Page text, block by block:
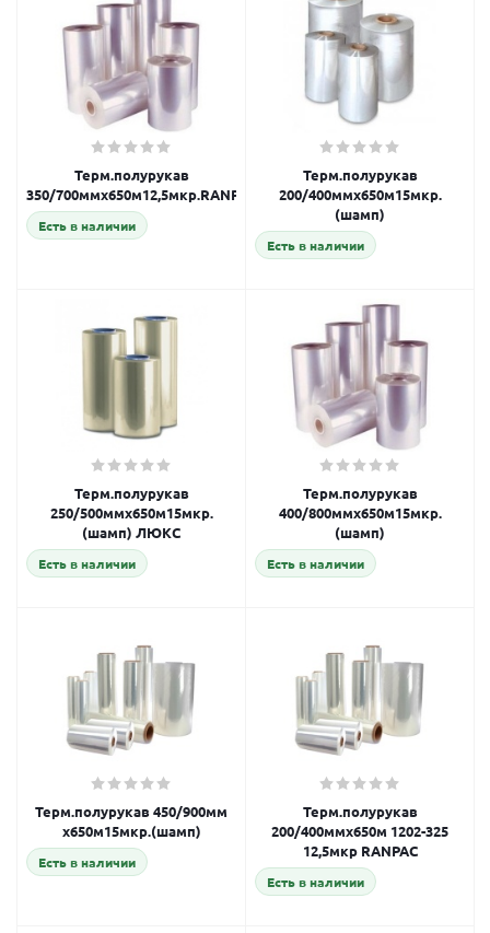
Терм.полурукав
350/700ммх650м12,5мкр.RANPAC
Есть в наличии
Терм.полурукав
200/400ммх650м15мкр.
(шамп)
Есть в наличии
Терм.полурукав
250/500ммх650м15мкр.
(шамп) ЛЮКС
Есть в наличии
Терм.полурукав
400/800ммх650м15мкр.
(шамп)
Есть в наличии
Терм.полурукав 450/900мм
х650м15мкр.(шамп)
Есть в наличии
Терм.полурукав
200/400ммх650м 1202-325
12,5мкр RANPAC
Есть в наличии